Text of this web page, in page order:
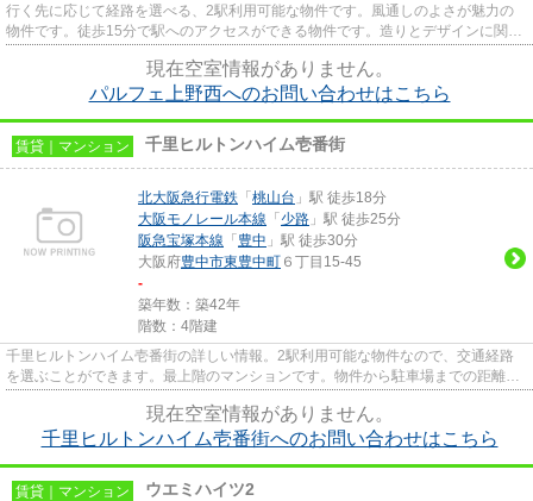
行く先に応じて経路を選べる、2駅利用可能な物件です。風通しのよさが魅力の
物件です。徒歩15分で駅へのアクセスができる物件です。造りとデザインに関し
現在空室情報がありません。
パルフェ上野西へのお問い合わせはこちら
賃貸｜マンション 千里ヒルトンハイム壱番街
北大阪急行電鉄 「 桃山台 」駅 徒歩18分
大阪モノレール本線 「 少路 」駅 徒歩25分
阪急宝塚本線 「 豊中 」駅 徒歩30分
大阪府豊中市東豊中町 ６丁目15-45
-
築年数：築42年
階数：4階建
千里ヒルトンハイム壱番街の詳しい情報。2駅利用可能な物件なので、交通経路
を選ぶことができます。最上階のマンションです。物件から駐車場までの距離は
現在空室情報がありません。
千里ヒルトンハイム壱番街へのお問い合わせはこちら
賃貸｜マンション ウエミハイツ2